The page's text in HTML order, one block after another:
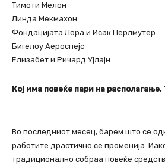
Тимоти Мелон
Линда Мекмахон
Фондацијата Лора и Исак Перлмутер
Бигелоу Аероспејс
Елизабет и Ричард Ујлајн
Кој има повеќе пари на
Во последниот месец, барем што се
работите драстично се променија.
традиционално собраа повеќе